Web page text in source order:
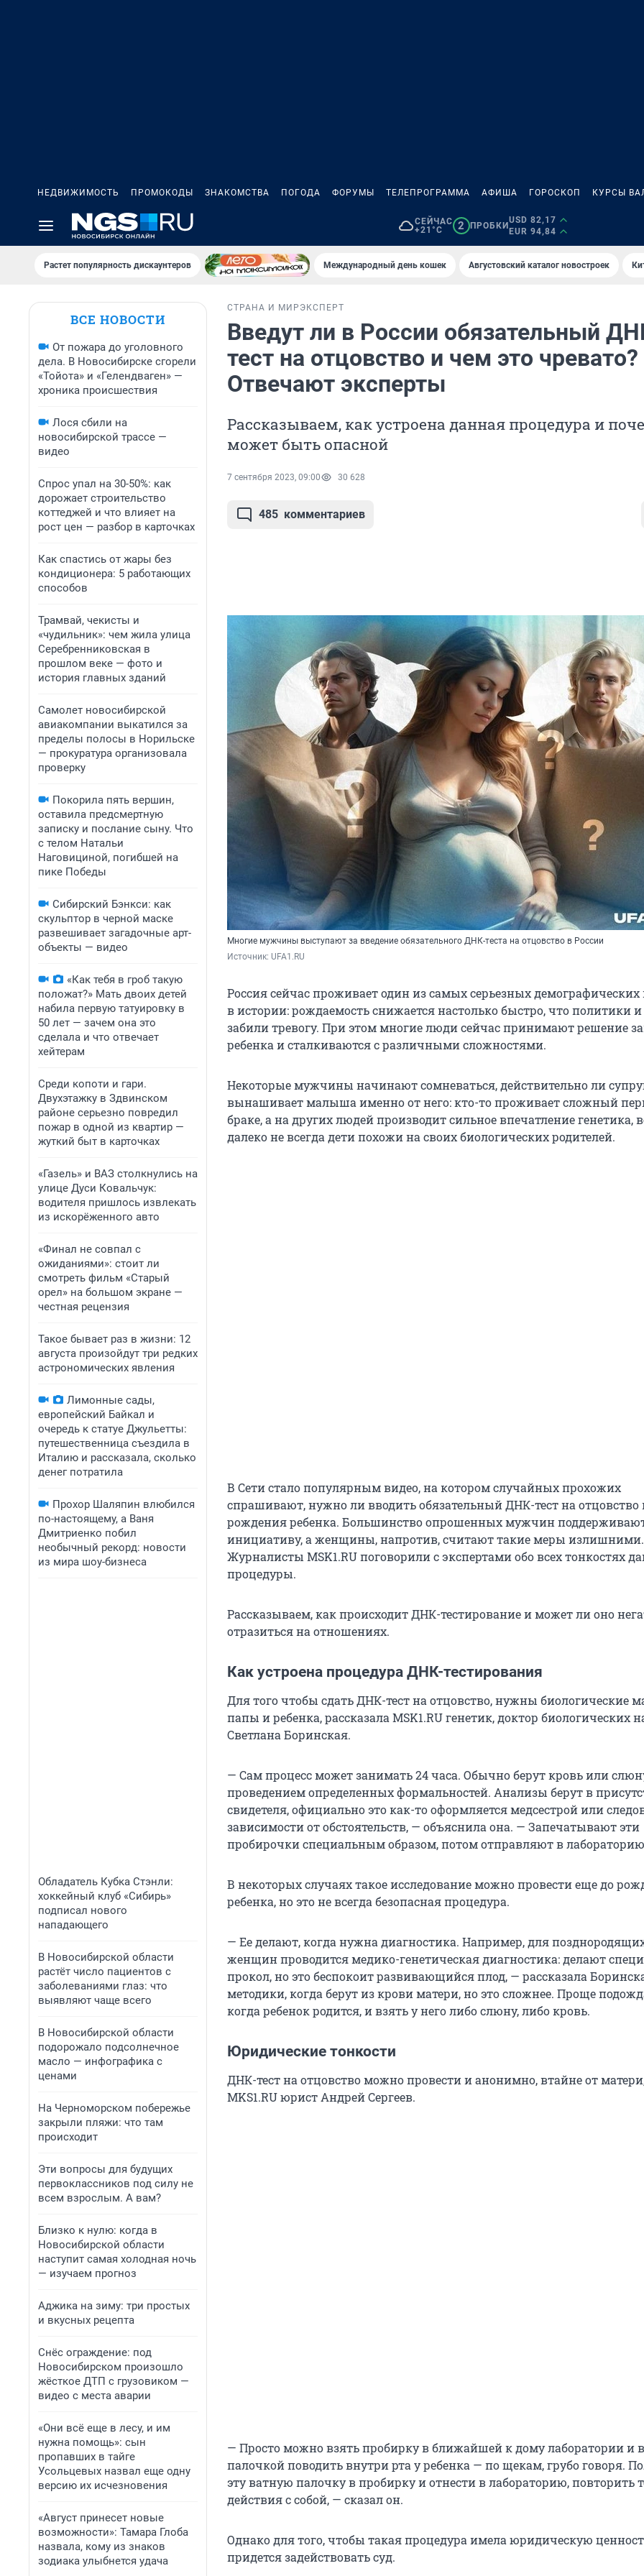
НЕДВИЖИМОСТЬ ПРОМОКОДЫ ЗНАКОМСТВА ПОГОДА ФОРУМЫ ТЕЛЕПРОГРАММА АФИША ГОРОСКОП КУРСЫ
СЕЙЧАС
+21°C
2 ПРОБКИ
USD 82,17
EUR 94,84
Растет популярность дискаунтеров Международный день кошек Августовский каталог новостроек
ВСЕ НОВОСТИ
От пожара до уголовного
дела. В Новосибирске сгорели
«Тойота» и «Гелендваген» —
хроника происшествия
Лося сбили на
новосибирской трассе —
видео
Спрос упал на 30-50%: как
дорожает строительство
коттеджей и что влияет на
рост цен — разбор в карточках
Как спастись от жары без
кондиционера: 5 работающих
способов
Трамвай, чекисты и
«чудильник»: чем жила улица
Серебренниковская в
прошлом веке — фото и
история главных зданий
Самолет новосибирской
авиакомпании выкатился за
пределы полосы в Норильске
— прокуратура организовала
проверку
Покорила пять вершин,
оставила предсмертную
записку и послание сыну. Что
с телом Натальи
Наговициной, погибшей на
пике Победы
Сибирский Бэнкси: как
скульптор в черной маске
развешивает загадочные арт-
объекты — видео
«Как тебя в гроб такую
положат?» Мать двоих детей
набила первую татуировку в
50 лет — зачем она это
сделала и что отвечает
хейтерам
Среди копоти и гари.
Двухэтажку в Здвинском
районе серьезно повредил
пожар в одной из квартир —
жуткий быт в карточках
«Газель» и ВАЗ столкнулись на
улице Дуси Ковальчук:
водителя пришлось извлекать
из искорёженного авто
«Финал не совпал с
ожиданиями»: стоит ли
смотреть фильм «Старый
орел» на большом экране —
честная рецензия
Такое бывает раз в жизни: 12
августа произойдут три редких
астрономических явления
Лимонные сады,
европейский Байкал и
очередь к статуе Джульетты:
путешественница съездила в
Италию и рассказала, сколько
денег потратила
Прохор Шаляпин влюбился
по-настоящему, а Ваня
Дмитриенко побил
необычный рекорд: новости
из мира шоу-бизнеса
Обладатель Кубка Стэнли:
хоккейный клуб «Сибирь»
подписал нового
нападающего
В Новосибирской области
растёт число пациентов с
заболеваниями глаз: что
выявляют чаще всего
В Новосибирской области
подорожало подсолнечное
масло — инфографика с
ценами
На Черноморском побережье
закрыли пляжи: что там
происходит
Эти вопросы для будущих
первоклассников под силу не
всем взрослым. А вам?
Близко к нулю: когда в
Новосибирской области
наступит самая холодная ночь
— изучаем прогноз
Аджика на зиму: три простых
и вкусных рецепта
Снёс ограждение: под
Новосибирском произошло
жёсткое ДТП с грузовиком —
видео с места аварии
«Они всё еще в лесу, и им
нужна помощь»: сын
пропавших в тайге
Усольцевых назвал еще одну
версию их исчезновения
«Август принесет новые
возможности»: Тамара Глоба
назвала, кому из знаков
зодиака улыбнется удача
СТРАНА И МИР ЭКСПЕРТ
Введут ли в России обязательный
тест на отцовство и чем это чревато?
Отвечают эксперты
Рассказываем, как устроена данная процедура и
может быть опасной
7 сентября 2023, 09:00 30 628
485 комментариев
Многие мужчины выступают за введение обязательного ДНК-теста на отцовство в России
Источник: UFA1.RU
Россия сейчас проживает один из самых серьезных демографических
в истории: рождаемость снижается настолько быстро, что политики
забили тревогу. При этом многие люди сейчас принимают решение
ребенка и сталкиваются с различными сложностями.
Некоторые мужчины начинают сомневаться, действительно ли
вынашивает малыша именно от него: кто-то проживает сложный
браке, а на других людей производит сильное впечатление генетика,
далеко не всегда дети похожи на своих биологических родителей.
В Сети стало популярным видео, на котором случайных прохожих
спрашивают, нужно ли вводить обязательный ДНК-тест на отцовство
рождения ребенка. Большинство опрошенных мужчин
инициативу, а женщины, напротив, считают такие меры излишними.
Журналисты MSK1.RU поговорили с экспертами обо всех тонкостях
процедуры.
Рассказываем, как происходит ДНК-тестирование и может ли оно
отразиться на отношениях.
Как устроена процедура ДНК-тестирования
Для того чтобы сдать ДНК-тест на отцовство, нужны биологические
папы и ребенка, рассказала MSK1.RU генетик, доктор биологических
Светлана Боринская.
— Сам процесс может занимать 24 часа. Обычно берут кровь или
проведением определенных формальностей. Анализы берут в
свидетеля, официально это как-то оформляется медсестрой или
зависимости от обстоятельств, — объяснила она. — Запечатывают эти
пробирочки специальным образом, потом отправляют в
В некоторых случаях такое исследование можно провести еще до
ребенка, но это не всегда безопасная процедура.
— Ее делают, когда нужна диагностика. Например, для
женщин проводится медико-генетическая диагностика: делают
прокол, но это беспокоит развивающийся плод, — рассказала
методики, когда берут из крови матери, но это сложнее. Проще
когда ребенок родится, и взять у него либо слюну, либо кровь.
Юридические тонкости
ДНК-тест на отцовство можно провести и анонимно, втайне от
MKS1.RU юрист Андрей Сергеев.
— Просто можно взять пробирку в ближайшей к дому лаборатории и
палочкой поводить внутри рта у ребенка — по щекам, грубо говоря.
эту ватную палочку в пробирку и отнести в лабораторию, повторить
действия с собой, — сказал он.
Однако для того, чтобы такая процедура имела юридическую
придется задействовать суд.